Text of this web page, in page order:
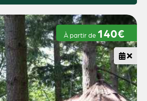
À partir de 140€